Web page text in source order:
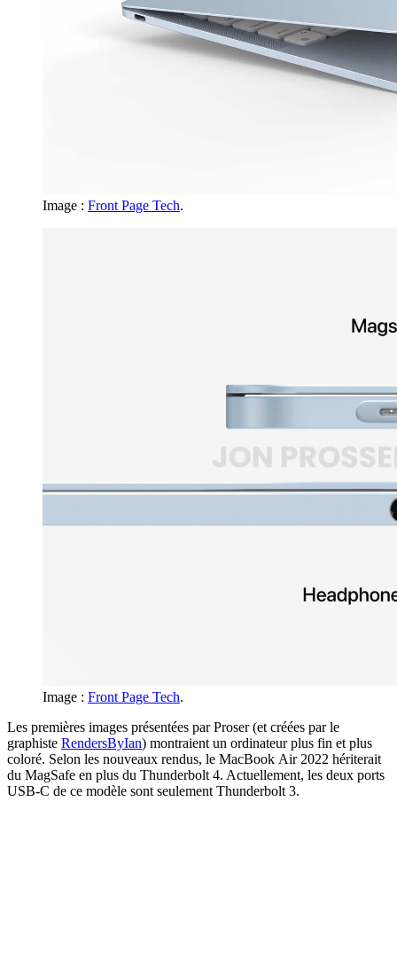
Image : Front Page Tech.
Image : Front Page Tech.
Les premières images présentées par Proser (et créées par le
graphiste RendersByIan) montraient un ordinateur plus fin et plus
coloré. Selon les nouveaux rendus, le MacBook Air 2022 hériterait
du MagSafe en plus du Thunderbolt 4. Actuellement, les deux ports
USB-C de ce modèle sont seulement Thunderbolt 3.